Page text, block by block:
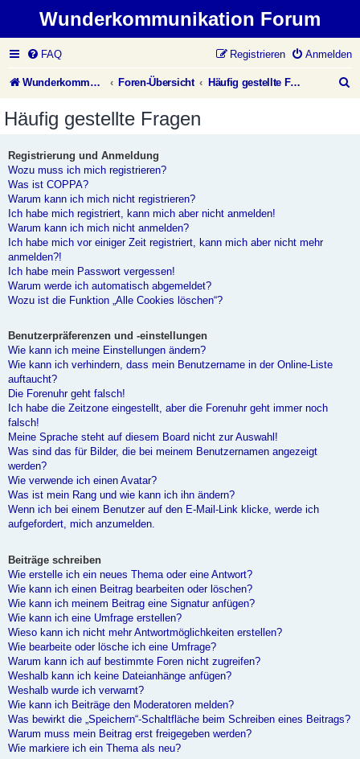
Wunderkommunikation Forum
FAQ Anmelden
Registrieren
Wunderkommunikation Website Foren-Übersicht Häufig gestellte Fragen
Häufig gestellte Fragen
Registrierung und Anmeldung
Wozu muss ich mich registrieren?
Was ist COPPA?
Warum kann ich mich nicht registrieren?
Ich habe mich registriert, kann mich aber nicht anmelden!
Warum kann ich mich nicht anmelden?
Ich habe mich vor einiger Zeit registriert, kann mich aber nicht mehr
anmelden?!
Ich habe mein Passwort vergessen!
Warum werde ich automatisch abgemeldet?
Wozu ist die Funktion „Alle Cookies löschen“?
Benutzerpräferenzen und -einstellungen
Wie kann ich meine Einstellungen ändern?
Wie kann ich verhindern, dass mein Benutzername in der Online-Liste
auftaucht?
Die Forenuhr geht falsch!
Ich habe die Zeitzone eingestellt, aber die Forenuhr geht immer noch
falsch!
Meine Sprache steht auf diesem Board nicht zur Auswahl!
Was sind das für Bilder, die bei meinem Benutzernamen angezeigt
werden?
Wie verwende ich einen Avatar?
Was ist mein Rang und wie kann ich ihn ändern?
Wenn ich bei einem Benutzer auf den E-Mail-Link klicke, werde ich
aufgefordert, mich anzumelden.
Beiträge schreiben
Wie erstelle ich ein neues Thema oder eine Antwort?
Wie kann ich einen Beitrag bearbeiten oder löschen?
Wie kann ich meinem Beitrag eine Signatur anfügen?
Wie kann ich eine Umfrage erstellen?
Wieso kann ich nicht mehr Antwortmöglichkeiten erstellen?
Wie bearbeite oder lösche ich eine Umfrage?
Warum kann ich auf bestimmte Foren nicht zugreifen?
Weshalb kann ich keine Dateianhänge anfügen?
Weshalb wurde ich verwarnt?
Wie kann ich Beiträge den Moderatoren melden?
Was bewirkt die „Speichern“-Schaltfläche beim Schreiben eines Beitrags?
Warum muss mein Beitrag erst freigegeben werden?
Wie markiere ich ein Thema als neu?